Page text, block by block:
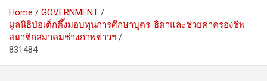
Home
GOVERNMENT
มูลนิธิป่อเต็กตึ๊งมอบทุนการศึกษาบุตร-ธิดาและช่วยค่าครองชีพ
สมาชิกสมาคมช่างภาพข่าวฯ
831484